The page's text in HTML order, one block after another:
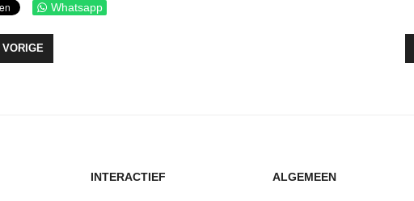
Whatsapp
VORIG ARTIKEL: SOLO THEATERVOORSTELLING ‘ENKELTJE HOLANDIJA’
VORIGE
INTERACTIEF ALGEMEEN